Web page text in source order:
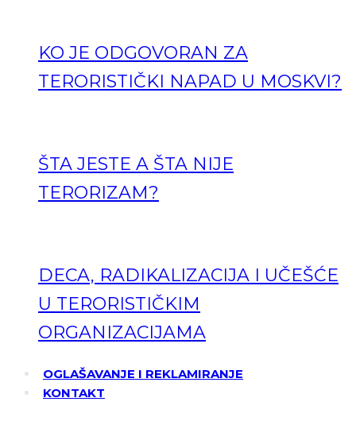
KO JE ODGOVORAN ZA
TERORISTIČKI NAPAD U MOSKVI?
ŠTA JESTE A ŠTA NIJE
TERORIZAM?
DECA, RADIKALIZACIJA I UČEŠĆE
U TERORISTIČKIM
ORGANIZACIJAMA
OGLAŠAVANJE I REKLAMIRANJE
KONTAKT